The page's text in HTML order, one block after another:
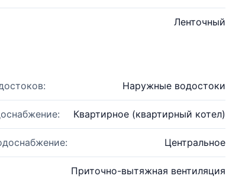
Ленточный
Наружные водостоки
Квартирное (квартирный котел)
Центральное
Приточно-вытяжная вентиляция